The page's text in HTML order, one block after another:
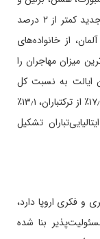
بادن-وورتمبرگ است. اتباع خارجی در ایالت‌های جدید کمتر از ۲ درصد
حدود ۱۹٪ جمعیت آلمان، از خانواده‌های
میزان مهاجران را
ایالت به نسبت کل
جمعیت حدود ۳۰۰٪ است. جامعهٔ مهاجر آلمان از ۱۷٫۹٪ از ترکتباران، ۱۳٫۱٪
۸٫۷٪ روس‌ها، ۸٫۲ قزاق‌ها و ۵٫۳٪ ایتالیایی‌تباران تشکیل
و فکری اروپا دارد،
بنا شده